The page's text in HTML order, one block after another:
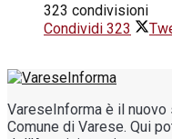
323 condivisioni
Condividi 323
VareseInforma è il
Comune di Varese. Qui